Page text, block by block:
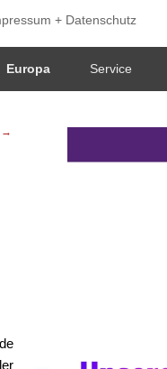
+ Datenschutz
Europa Service
→